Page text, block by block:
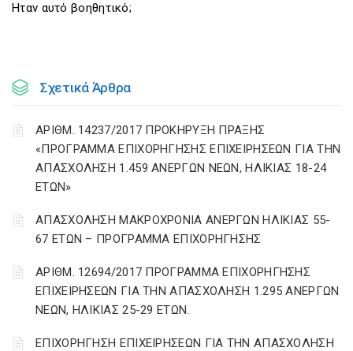
Ηταν αυτό βοηθητικό;
Σχετικά Άρθρα
ΑΡΙΘΜ. 14237/2017 ΠΡΟΚΗΡΥΞΗ ΠΡΑΞΗΣ
«ΠΡΟΓΡΑΜΜΑ ΕΠΙΧΟΡΗΓΗΣΗΣ ΕΠΙΧΕΙΡΗΣΕΩΝ ΓΙΑ ΤΗΝ
ΑΠΑΣΧΟΛΗΣΗ 1.459 ΑΝΕΡΓΩΝ ΝΕΩΝ, ΗΛΙΚΙΑΣ 18-24
ΕΤΩΝ»
ΑΠΑΣΧΟΛΗΣΗ ΜΑΚΡΟΧΡΟΝΙΑ ΑΝΕΡΓΩΝ ΗΛΙΚΙΑΣ 55-
67 ΕΤΩΝ – ΠΡΟΓΡΑΜΜΑ ΕΠΙΧΟΡΗΓΗΣΗΣ
ΑΡΙΘΜ. 12694/2017 ΠΡΟΓΡΑΜΜΑ ΕΠΙΧΟΡΗΓΗΣΗΣ
ΕΠΙΧΕΙΡΗΣΕΩΝ ΓΙΑ ΤΗΝ ΑΠΑΣΧΟΛΗΣΗ 1.295 ΑΝΕΡΓΩΝ
ΝΕΩΝ, ΗΛΙΚΙΑΣ 25-29 ΕΤΩΝ.
ΕΠΙΧΟΡΗΓΗΣΗ ΕΠΙΧΕΙΡΗΣΕΩΝ ΓΙΑ ΤΗΝ ΑΠΑΣΧΟΛΗΣΗ